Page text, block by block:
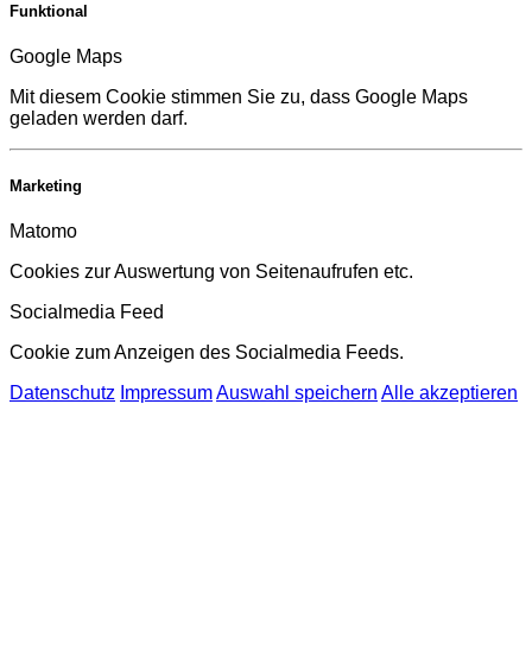
Funktional
Google Maps
Mit diesem Cookie stimmen Sie zu, dass Google Maps
geladen werden darf.
Marketing
Matomo
Cookies zur Auswertung von Seitenaufrufen etc.
Socialmedia Feed
Cookie zum Anzeigen des Socialmedia Feeds.
Datenschutz ImpressumAuswahl speichern Alle akzeptieren